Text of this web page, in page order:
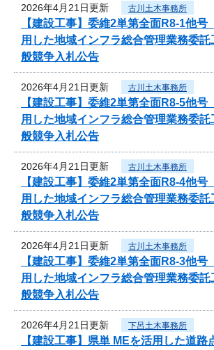
2026年4月21日更新 古川土木事務所
【建設工事】委維2単第全面R8-1他
用した地域インフラ総合管理業務委
般競争入札公告
2026年4月21日更新 古川土木事務所
【建設工事】委維2単第全面R8-5他
用した地域インフラ総合管理業務委
般競争入札公告
2026年4月21日更新 古川土木事務所
【建設工事】委維2単第全面R8-4他
用した地域インフラ総合管理業務委
般競争入札公告
2026年4月21日更新 古川土木事務所
【建設工事】委維2単第全面R8-3他
用した地域インフラ総合管理業務委
般競争入札公告
2026年4月21日更新 下呂土木事務所
【建設工事】県単 MEを活用した道路